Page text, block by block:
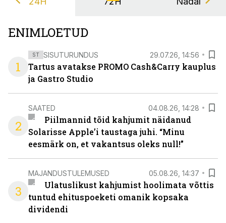
ENIMLOETUD
1
ST SISUTURUNDUS 29.07.26, 14:56
Tartus avatakse PROMO Cash&Carry kauplus
ja Gastro Studio
2
SAATED 04.08.26, 14:28
Piilmannid tõid kahjumit näidanud
Solarisse Apple’i taustaga juhi. “Minu
eesmärk on, et vakantsus oleks null!”
3
MAJANDUSTULEMUSED 05.08.26, 14:37
Ulatuslikust kahjumist hoolimata võttis
tuntud ehituspoeketi omanik kopsaka
dividendi